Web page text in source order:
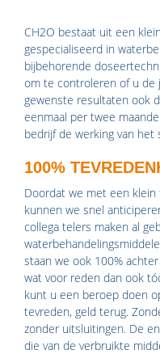
CH2O bestaat uit een
gespecialiseerd in
bijbehorende
om te controleren of u de
gewenste resultaten ook
eenmaal per twee
bedrijf de werking van het
100%
Doordat we met een
kunnen we snel
collega telers maken al
staan we ook 100%
wat voor reden dan ook
kunt u een beroep doen
tevreden, geld terug.
zonder uitsluitingen. De
die van de verbruikte